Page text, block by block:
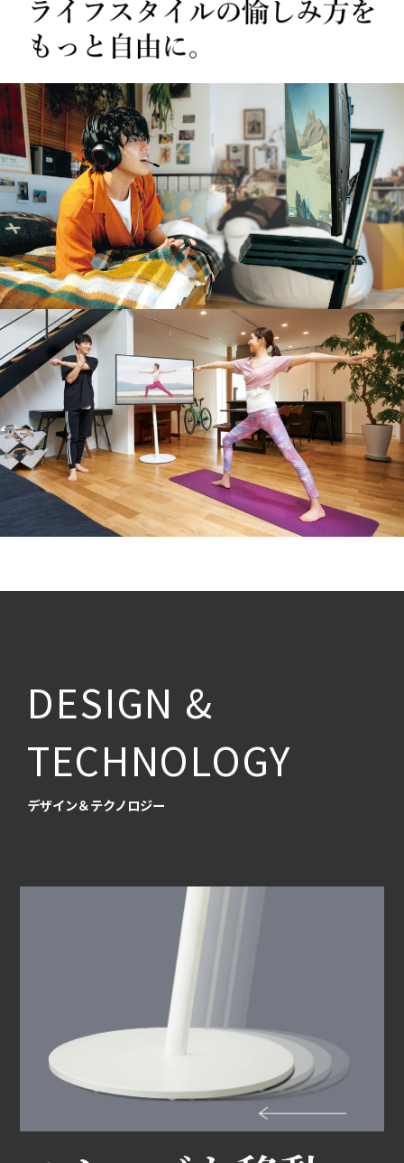
DESIGN &
TECHNOLOGY
デザイン＆テクノロジー